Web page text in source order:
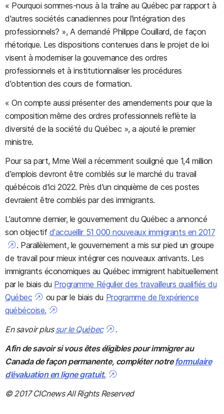
« Pourquoi sommes-nous à la traîne au Québec par rapport à
d'autres sociétés canadiennes pour l'intégration des
professionnels? », A demandé Philippe Couillard, de façon
rhétorique. Les dispositions contenues dans le projet de loi
visent à moderniser la gouvernance des ordres
professionnels et à institutionnaliser les procédures
d'obtention des cours de formation.
« On compte aussi présenter des amendements pour que la
composition même des ordres professionnels reflète la
diversité de la société du Québec », a ajouté le premier
ministre.
Pour sa part, Mme Weil a récemment souligné que 1,4 million
d'emplois devront être comblés sur le marché du travail
québécois d'ici 2022. Près d'un cinquième de ces postes
devraient être comblés par des immigrants.
L'automne dernier, le gouvernement du Québec a annoncé
son objectif d'accueillir 51 000 nouveaux immigrants en 2017
. Parallèlement, le gouvernement a mis sur pied un groupe
de travail pour mieux intégrer ces nouveaux arrivants. Les
immigrants économiques au Québec immigrent habituellement
par le biais du Programme Régulier des travailleurs qualifiés du
Québec
ou par le biais du Programme de l’expérience
québécoise.
En savoir plussur le Québec
.
Afin de savoir si vous êtes éligibles pour immigrer au
Canada de façon permanente, compléter notreformulaire
d’évaluation en ligne gratuit.
© 2017 CICnews All Rights Reserved